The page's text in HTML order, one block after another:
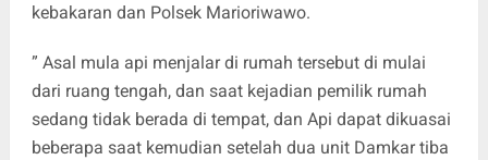
kebakaran dan Polsek Marioriwawo.
” Asal mula api menjalar di rumah tersebut di mulai
dari ruang tengah, dan saat kejadian pemilik rumah
sedang tidak berada di tempat, dan Api dapat dikuasai
beberapa saat kemudian setelah dua unit Damkar tiba